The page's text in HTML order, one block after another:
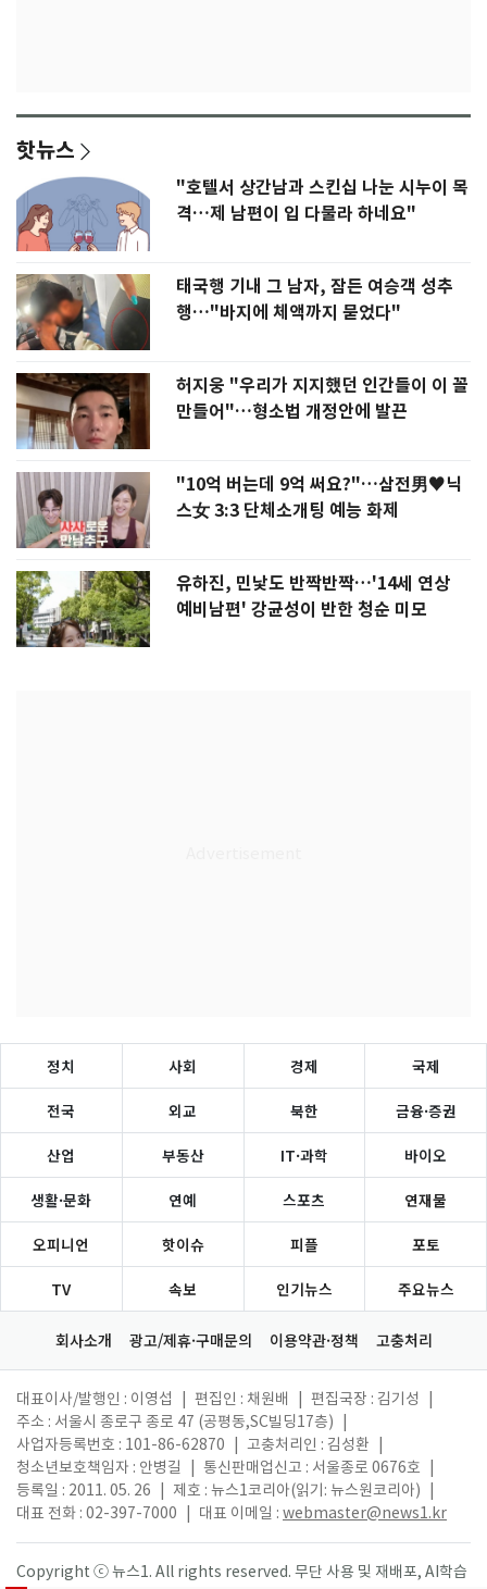
핫뉴스
"호텔서 상간남과 스킨십 나눈 시누이 목
격…제 남편이 입 다물라 하네요"
태국행 기내 그 남자, 잠든 여승객 성추
행…"바지에 체액까지 묻었다"
허지웅 "우리가 지지했던 인간들이 이 꼴
만들어"…형소법 개정안에 발끈
"10억 버는데 9억 써요?"…삼전男♥닉
스女 3:3 단체소개팅 예능 화제
유하진, 민낯도 반짝반짝…'14세 연상
예비남편' 강균성이 반한 청순 미모
정치 사회 경제 국제
전국 외교 북한 금융·증권
산업 부동산 IT·과학 바이오
생활·문화 연예 스포츠 연재물
오피니언 핫이슈 피플 포토
TV 속보 인기뉴스 주요뉴스
회사소개 광고/제휴·구매문의 이용약관·정책 고충처리
대표이사/발행인 : 이영섭 편집인 : 채원배 편집국장 : 김기성
주소 : 서울시 종로구 종로 47 (공평동,SC빌딩17층)
사업자등록번호 : 101-86-62870
고충처리인 : 김성환
청소년보호책임자 : 안병길
통신판매업신고 : 서울종로 0676호
등록일 : 2011. 05. 26
제호 : 뉴스1코리아(읽기: 뉴스원코리아)
대표 전화 : 02-397-7000
대표 이메일 : webmaster@news1.kr
Copyright ⓒ 뉴스1. All rights reserved. 무단 사용 및 재배포, AI학습